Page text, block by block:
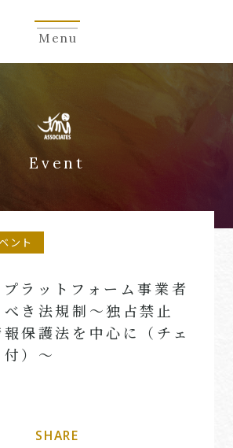
Menu
Event
ント
ラットフォーム事業者
き法規制～独占禁止
保護法を中心に（チェ
）～
SHARE